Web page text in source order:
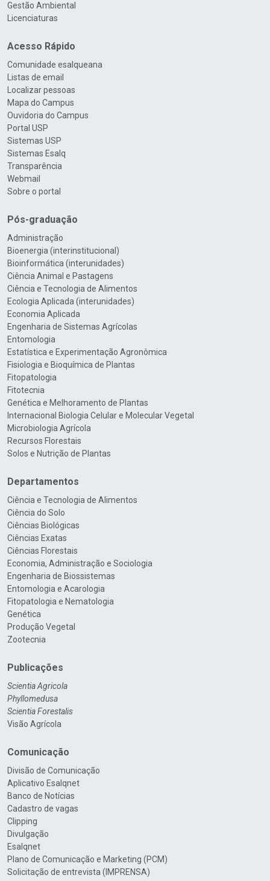
Gestão Ambiental
Licenciaturas
Acesso Rápido
Comunidade esalqueana
Listas de email
Localizar pessoas
Mapa do Campus
Ouvidoria do Campus
Portal USP
Sistemas USP
Sistemas Esalq
Transparência
Webmail
Sobre o portal
Pós-graduação
Administração
Bioenergia (interinstitucional)
Bioinformática (interunidades)
Ciência Animal e Pastagens
Ciência e Tecnologia de Alimentos
Ecologia Aplicada (interunidades)
Economia Aplicada
Engenharia de Sistemas Agrícolas
Entomologia
Estatística e Experimentação Agronômica
Fisiologia e Bioquímica de Plantas
Fitopatologia
Fitotecnia
Genética e Melhoramento de Plantas
Internacional Biologia Celular e Molecular Vegetal
Microbiologia Agrícola
Recursos Florestais
Solos e Nutrição de Plantas
Departamentos
Ciência e Tecnologia de Alimentos
Ciência do Solo
Ciências Biológicas
Ciências Exatas
Ciências Florestais
Economia, Administração e Sociologia
Engenharia de Biossistemas
Entomologia e Acarologia
Fitopatologia e Nematologia
Genética
Produção Vegetal
Zootecnia
Publicações
Scientia Agricola
Phyllomedusa
Scientia Forestalis
Visão Agrícola
Comunicação
Divisão de Comunicação
Aplicativo Esalqnet
Banco de Notícias
Cadastro de vagas
Clipping
Divulgação
Esalqnet
Plano de Comunicação e Marketing (PCM)
Solicitação de entrevista (IMPRENSA)